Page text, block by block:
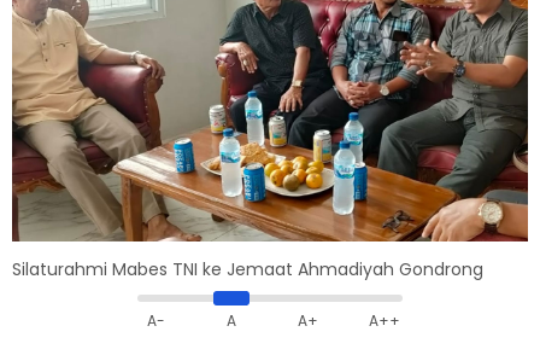
Silaturahmi Mabes TNI ke Jemaat Ahmadiyah Gondrong
A- A A+ A++